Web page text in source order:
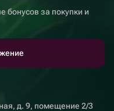
бонусов за покупки и
д. 9, помещение 2/3